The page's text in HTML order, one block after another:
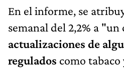
En el informe, se
semanal del 2,2% a
actualizaciones de
regulados como